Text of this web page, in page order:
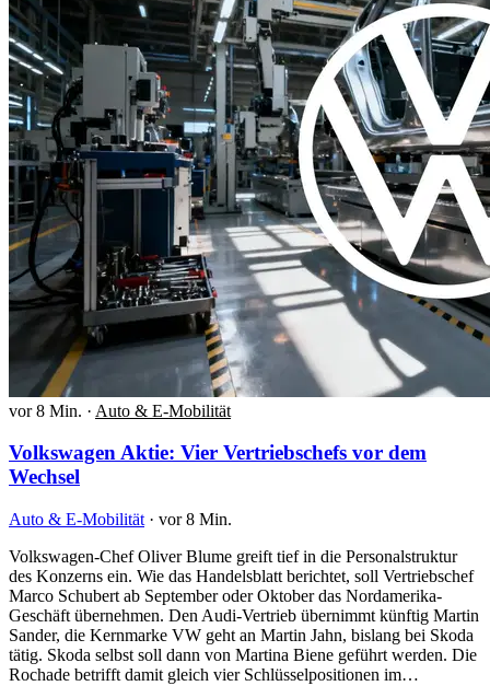
vor 8 Min. · Auto & E-Mobilität
Volkswagen Aktie: Vier Vertriebschefs vor dem
Wechsel
Auto & E-Mobilität · vor 8 Min.
Volkswagen-Chef Oliver Blume greift tief in die Personalstruktur
des Konzerns ein. Wie das Handelsblatt berichtet, soll Vertriebschef
Marco Schubert ab September oder Oktober das Nordamerika-
Geschäft übernehmen. Den Audi-Vertrieb übernimmt künftig Martin
Sander, die Kernmarke VW geht an Martin Jahn, bislang bei Skoda
tätig. Skoda selbst soll dann von Martina Biene geführt werden. Die
Rochade betrifft damit gleich vier Schlüsselpositionen im…